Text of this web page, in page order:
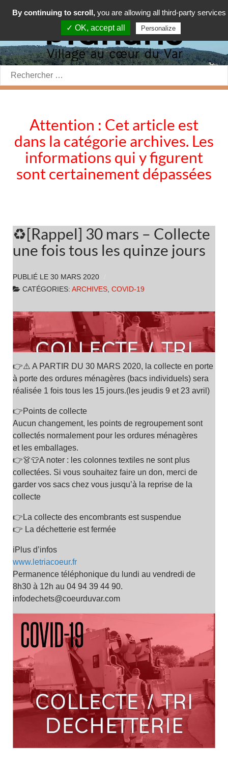
Rechercher:
Attention : Cet article est
dans la catégorie archives. Les
informations qui y figurent
sont certainement dépassées
♻️[Rappel] 30 mars – Collecte
une fois tous les quinze jours
PUBLIÉ LE 30 MARS 2020
CATÉGORIES: ARCHIVES, COVID-19
👉⚠️ A PARTIR DU 30 MARS 2020, la collecte en porte
à porte des ordures ménagères (bacs individuels) sera
réalisée 1 fois tous les 15 jours.(les jeudis 9 et 23 avril)
👉Points de collecte
Aucun changement, les points de regroupement sont
collectés normalement pour les ordures ménagères
et les emballages.
👉👗👕A noter : les colonnes textiles ne sont plus
collectées. Si vous souhaitez faire un don, merci de
garder vos sacs chez vous jusqu’à la reprise de la
collecte
👉La collecte des encombrants est suspendue
👉 La déchetterie est fermée
ℹ️Plus d’infos
www.letriacoeur.fr
Permanence téléphonique du lundi au vendredi de
8h30 à 12h au 04 94 39 44 90.
infodechets@coeurduvar.com
By continuing to scroll, you are allowing all third-party services
✓ OK, accept all
Personalize